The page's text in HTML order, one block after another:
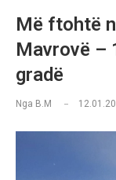
Më ftohtë
Mavrovë –
gradë
Nga B.M